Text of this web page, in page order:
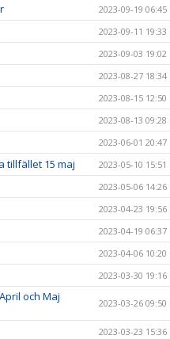
2023-09-19 06:45
2023-09-11 19:33
2023-09-03 19:02
2023-08-27 18:34
2023-08-15 12:50
2023-08-13 09:28
2023-06-01 20:47
tillfället 15 maj 2023-05-10 15:51
2023-05-06 14:26
2023-04-23 19:56
2023-04-19 06:37
2023-04-06 10:20
2023-03-30 19:16
och Maj
2023-03-26 09:50
2023-03-23 15:36